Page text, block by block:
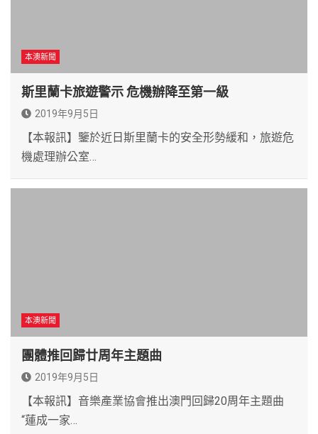
本澳新聞
斯里蘭卡旅遊警示 危機辦降至第一級
2019年9月5日
【本報訊】鑒於近日斯里蘭卡的安全形勢緩和，旅遊危
機處理辦公室…
本澳新聞
團體推回歸廿周年主題曲
2019年9月5日
【本報訊】音樂產業協會推出澳門回歸20周年主題曲
“蓮成一家…